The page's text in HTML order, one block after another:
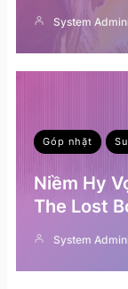
System
Góp nhặt
Niềm Hy
The Lost
System